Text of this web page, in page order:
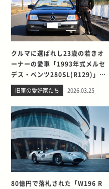
クルマに選ばれし23歳の若きオ
ーナーの愛車「1993年式メルセ
デス・ベンツ280SL(R129)」と
の出会い。そして別れを考える
旧車の愛好家たち 2026.03.25
80億円で落札された「W196 R